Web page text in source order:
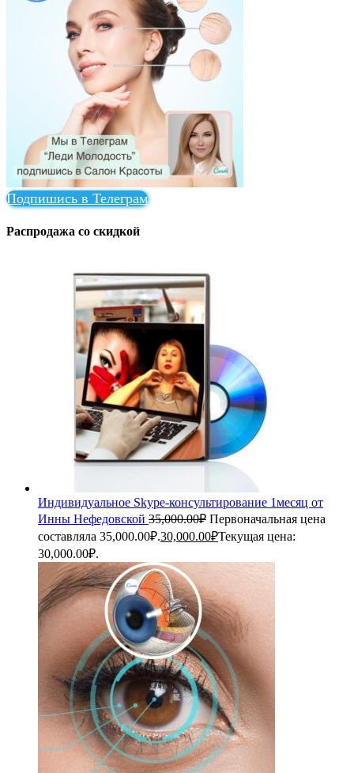
Подпишись в Телеграм
Распродажа со скидкой
Индивидуальное Skype-консультирование 1месяц от
Инны Нефедовской 35,000.00₽ Первоначальная цена
составляла 35,000.00₽.30,000.00₽Текущая цена:
30,000.00₽.